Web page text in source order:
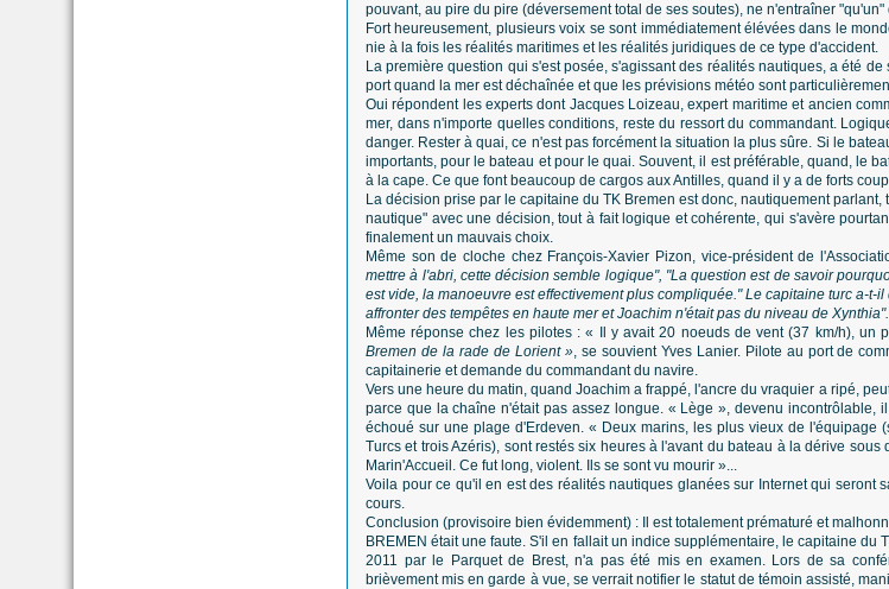
pouvant, au pire du pire (déversement total de ses soutes), ne n'entraîner
Fort heureusement, plusieurs voix se sont immédiatement élévées dans le
nie à la fois les réalités maritimes et les réalités juridiques de ce type d'accident.
La première question qui s'est posée, s'agissant des réalités nautiques, a été
port quand la mer est déchaînée et que les prévisions météo sont
Oui répondent les experts dont Jacques Loizeau, expert maritime et ancien
mer, dans n'importe quelles conditions, reste du ressort du commandant.
danger. Rester à quai, ce n'est pas forcément la situation la plus sûre. Si le
importants, pour le bateau et pour le quai. Souvent, il est préférable, quand, le
à la cape. Ce que font beaucoup de cargos aux Antilles, quand il y a de forts
La décision prise par le capitaine du TK Bremen est donc, nautiquement
nautique" avec une décision, tout à fait logique et cohérente, qui s'avère
finalement un mauvais choix.
Même son de cloche chez François-Xavier Pizon, vice-président de
mettre à l'abri, cette décision semble logique", "La question est de savoir
est vide, la manoeuvre est effectivement plus compliquée." Le capitaine turc a-
affronter des tempêtes en haute mer et Joachim n'était pas du niveau de Xynthia".
Même réponse chez les pilotes : « Il y avait 20 noeuds de vent (37 km/h), un
Bremen de la rade de Lorient », se souvient Yves Lanier. Pilote au port de
capitainerie et demande du commandant du navire.
Vers une heure du matin, quand Joachim a frappé, l'ancre du vraquier a ripé,
parce que la chaîne n'était pas assez longue. « Lège », devenu incontrôlable,
échoué sur une plage d'Erdeven. « Deux marins, les plus vieux de l'équipage
Turcs et trois Azéris), sont restés six heures à l'avant du bateau à la dérive
Marin'Accueil. Ce fut long, violent. Ils se sont vu mourir »...
Voila pour ce qu'il en est des réalités nautiques glanées sur Internet qui seront
cours.
Conclusion (provisoire bien évidemment) : Il est totalement prématuré et
BREMEN était une faute. S'il en fallait un indice supplémentaire, le capitaine du
2011 par le Parquet de Brest, n'a pas été mis en examen. Lors de sa
brièvement mis en garde à vue, se verrait notifier le statut de témoin assisté,